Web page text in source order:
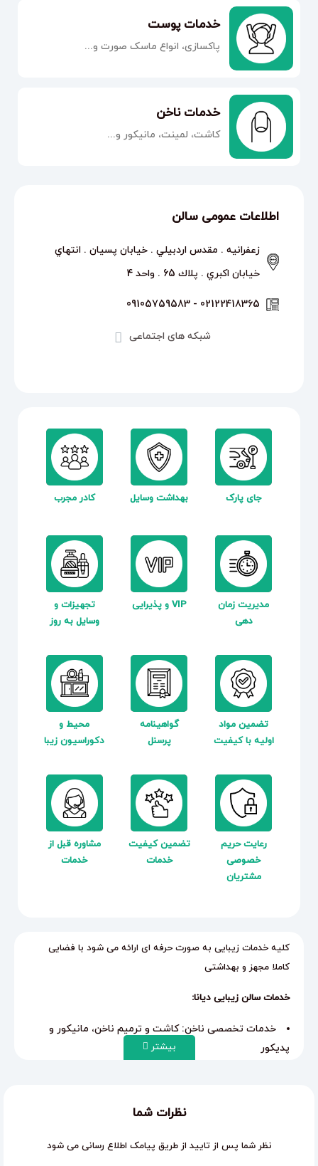
خدمات پوست
پاکسازی، انواع ماسک صورت و...
خدمات ناخن
کاشت، لمینت، مانیکور و...
اطلاعات عمومی سالن
زعفرانيه . مقدس اردبيلي . خيابان پسيان . انتهاي
خيابان اكبري . پلاك 65 . واحد 4
02122418365 - 09105759583
شبکه های اجتماعی
جای پارک بهداشت وسایل کادر مجرب
مدیریت زمان
دهی
VIP و پذیرایی
تجهیزات و
وسایل به روز
تضمین مواد
اولیه با کیفیت
گواهینامه
پرسنل
محیط و
دکوراسیون زیبا
رعایت حریم
خصوصی
مشتریان
تضمین کیفیت
خدمات
مشاوره قبل از
خدمات
کلیه خدمات زیبایی به صورت حرفه ای ارائه می شود با فضایی
کاملا مجهز و بهداشتی
خدمات سالن زیبایی دیانا:
خدمات تخصصی ناخن: کاشت و ترمیم ناخن، مانیکور و
پدیکور
بیشتر
نظرات شما
نظر شما پس از تایید از طریق پیامک اطلاع رسانی می شود